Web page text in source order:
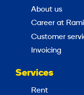
About us
Career at
Customer
Invoicing
Services
Rent